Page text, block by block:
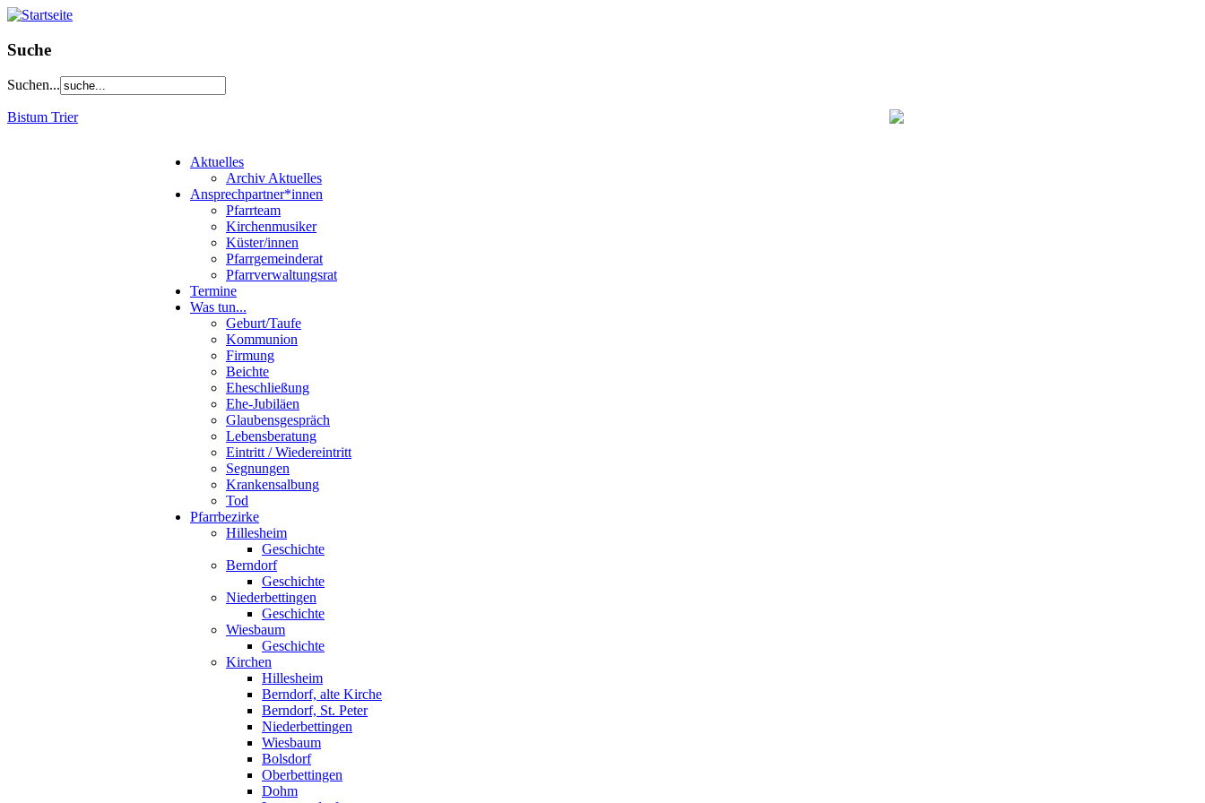
Suche
Suchen...
Bistum Trier
Aktuelles
Archiv Aktuelles
Ansprechpartner*innen
Pfarrteam
Kirchenmusiker
Küster/innen
Pfarrgemeinderat
Pfarrverwaltungsrat
Termine
Was tun...
Geburt/Taufe
Kommunion
Firmung
Beichte
Eheschließung
Ehe-Jubiläen
Glaubensgespräch
Lebensberatung
Eintritt / Wiedereintritt
Segnungen
Krankensalbung
Tod
Pfarrbezirke
Hillesheim
Geschichte
Berndorf
Geschichte
Niederbettingen
Geschichte
Wiesbaum
Geschichte
Kirchen
Hillesheim
Berndorf, alte Kirche
Berndorf, St. Peter
Niederbettingen
Wiesbaum
Bolsdorf
Oberbettingen
Dohm